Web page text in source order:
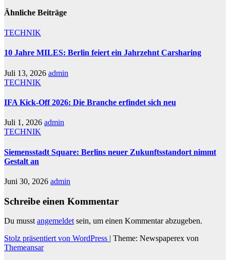
Ähnliche Beiträge
TECHNIK
10 Jahre MILES: Berlin feiert ein Jahrzehnt Carsharing
Juli 13, 2026 admin
TECHNIK
IFA Kick-Off 2026: Die Branche erfindet sich neu
Juli 1, 2026 admin
TECHNIK
Siemensstadt Square: Berlins neuer Zukunftsstandort nimmt
Gestalt an
Juni 30, 2026 admin
Schreibe einen Kommentar
Du musst angemeldet sein, um einen Kommentar abzugeben.
Stolz präsentiert von WordPress | Theme: Newspaperex von
Themeansar